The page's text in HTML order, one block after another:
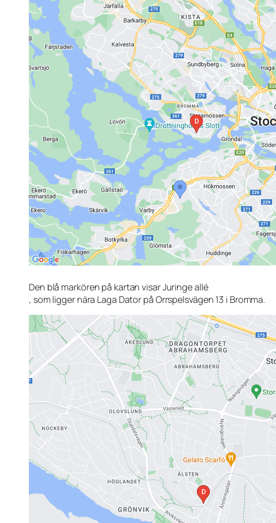
Den blå markören på kartan visar Juringe allé
, som ligger nära Laga Dator på Orrspelsvägen 13 i Bromma.